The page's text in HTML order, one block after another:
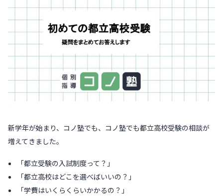
新学年が始まり、コノ塾でも、コノ塾でも都立高校受験の相談が
増えてきました。
「都立受験の入試制度って？」
「都立高校はどこを選べばいいの？」
「学費はいくらくらいかかるの？」